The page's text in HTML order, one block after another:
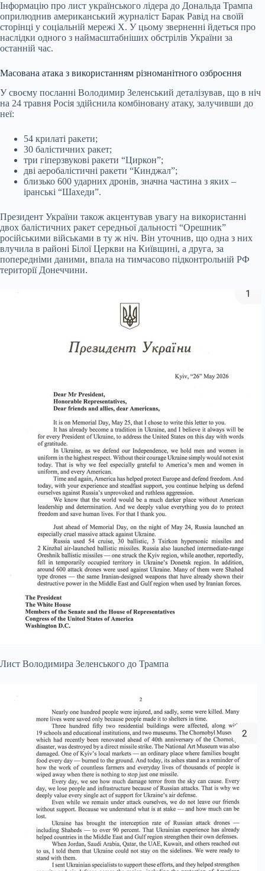
Інформацію про лист українського лідера до Дональда Трампа
оприлюднив американський журналіст Барак Равід на своїй
сторінці у соціальній мережі X. У цьому зверненні йдеться про
наслідки одного з наймасштабніших обстрілів України за
останній час.
Масована атака з використанням різноманітного озброєння
У своєму посланні Володимир Зеленський деталізував, що в ніч
на 24 травня Росія здійснила комбіновану атаку, залучивши до
неї:
54 крилаті ракети;
30 балістичних ракет;
три гіперзвукові ракети “Циркон”;
дві аеробалістичні ракети “Кинджал”;
близько 600 ударних дронів, значна частина з яких –
іранські “Шахеди”.
Президент України також акцентував увагу на використанні
двох балістичних ракет середньої дальності “Орешник”
російськими військами в ту ж ніч. Він уточнив, що одна з них
влучила в районі Білої Церкви на Київщині, а друга, за
попередніми даними, впала на тимчасово підконтрольній РФ
території Донеччини.
Лист Володимира Зеленського до Трампа